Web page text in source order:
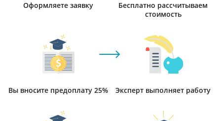
Оформляете заявку
Бесплатно рассчитываем
стоимость
Вы вносите предоплату 25% Эксперт выполняет работу